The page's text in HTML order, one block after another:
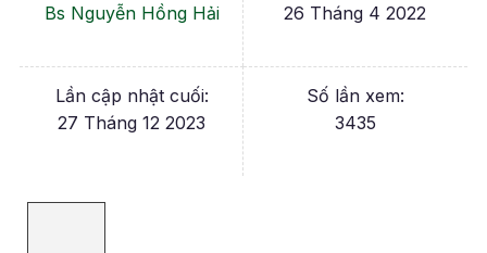
Bs Nguyễn Hồng Hải
26 Tháng 4 2022
Lần cập nhật cuối:
27 Tháng 12 2023
Số lần xem:
3435